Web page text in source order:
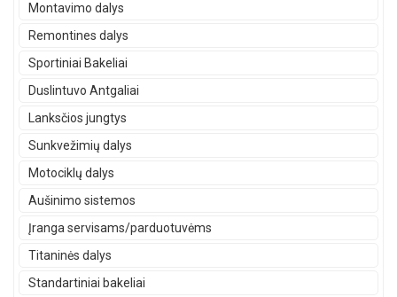
Montavimo dalys
Remontines dalys
Sportiniai Bakeliai
Duslintuvo Antgaliai
Lanksčios jungtys
Sunkvežimių dalys
Motociklų dalys
Aušinimo sistemos
Įranga servisams/parduotuvėms
Titaninės dalys
Standartiniai bakeliai